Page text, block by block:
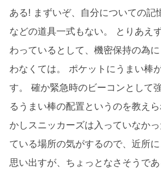
ある! まずいぞ、自分についての記
などの道具一式もない。 とりあえ
わっているとして、機密保持の為
わなくては。 ポケットにうまい棒
す。 確か緊急時のビーコンとして
るうまい棒の配置というのを教え
かしスニッカーズは入っていなか
ている場所の気がするので、近所
思い出すが、ちょっとなさそうで